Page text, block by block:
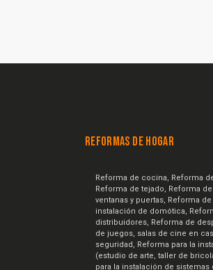
REFORMAS DE HOGAR
Reforma de cocina, Reforma
Reforma de tejado, Reforma
ventanas y puertas, Reforma
instalación de domótica,
distribuidores, Reforma de
de juegos, salas de cine en
seguridad, Reforma para la
(estudio de arte, taller de
para la instalación de